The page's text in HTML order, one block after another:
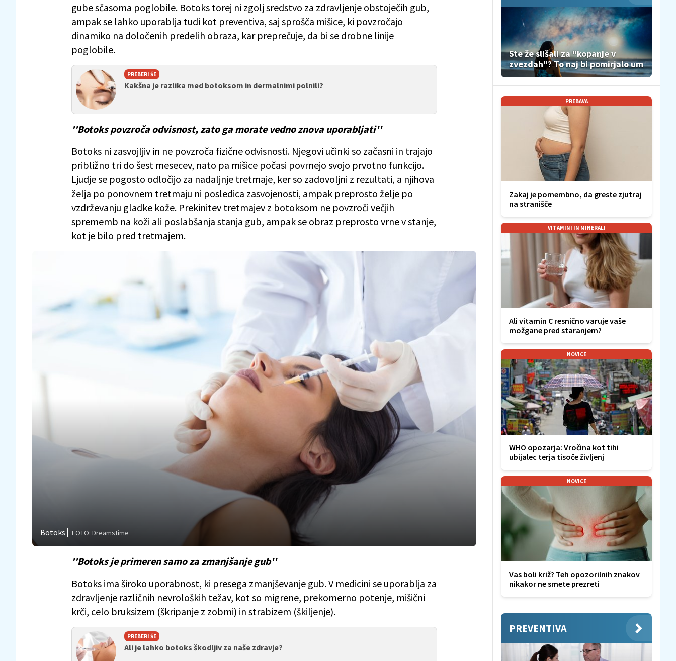
gube sčasoma poglobile. Botoks torej ni zgolj sredstvo za zdravljenje obstoječih gub,
ampak se lahko uporablja tudi kot preventiva, saj sprošča mišice, ki povzročajo
dinamiko na določenih predelih obraza, kar preprečuje, da bi se drobne linije
poglobile.
PREBERI ŠE
Kakšna je razlika med botoksom in dermalnimi polnili?
''Botoks povzroča odvisnost, zato ga morate vedno znova uporabljati''
Botoks ni zasvojljiv in ne povzroča fizične odvisnosti. Njegovi učinki so začasni in trajajo
približno tri do šest mesecev, nato pa mišice počasi povrnejo svojo prvotno funkcijo.
Ljudje se pogosto odločijo za nadaljnje tretmaje, ker so zadovoljni z rezultati, a njihova
želja po ponovnem tretmaju ni posledica zasvojenosti, ampak preprosto želje po
vzdrževanju gladke kože. Prekinitev tretmajev z botoksom ne povzroči večjih
sprememb na koži ali poslabšanja stanja gub, ampak se obraz preprosto vrne v stanje,
kot je bilo pred tretmajem.
Botoks FOTO: Dreamstime
''Botoks je primeren samo za zmanjšanje gub''
Botoks ima široko uporabnost, ki presega zmanjševanje gub. V medicini se uporablja za
zdravljenje različnih nevroloških težav, kot so migrene, prekomerno potenje, mišični
krči, celo bruksizem (škripanje z zobmi) in strabizem (škiljenje).
PREBERI ŠE
Ali je lahko botoks škodljiv za naše zdravje?
Ste že slišali za "kopanje v
zvezdah"? To naj bi pomirjalo um
PREBAVA
Zakaj je pomembno, da greste zjutraj
na stranišče
VITAMINI IN MINERALI
Ali vitamin C resnično varuje vaše
možgane pred staranjem?
NOVICE
WHO opozarja: Vročina kot tihi
ubijalec terja tisoče življenj
NOVICE
Vas boli križ? Teh opozorilnih znakov
nikakor ne smete prezreti
PREVENTIVA